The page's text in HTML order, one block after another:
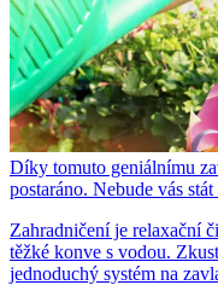
Díky tomuto geniálnímu
postaráno. Nebude vás
Zahradničení je relaxační
těžké konve s vodou.
jednoduchý systém na